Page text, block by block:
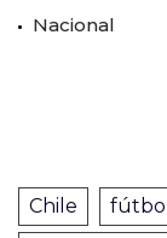
Nacional
Chile fútbol